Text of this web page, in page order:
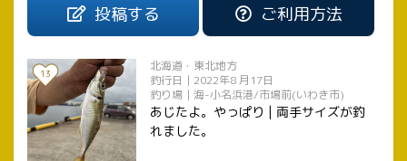
投稿する ご利用方法
北海道・東北地方
釣行日｜2022年8 月17日
釣り場｜海-小名浜港/市場前(いわき市)
あじたよ。やっぱり | 両手サイズが釣
れました。
13